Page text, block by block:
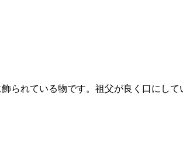
られている物です。祖父が良く口にし